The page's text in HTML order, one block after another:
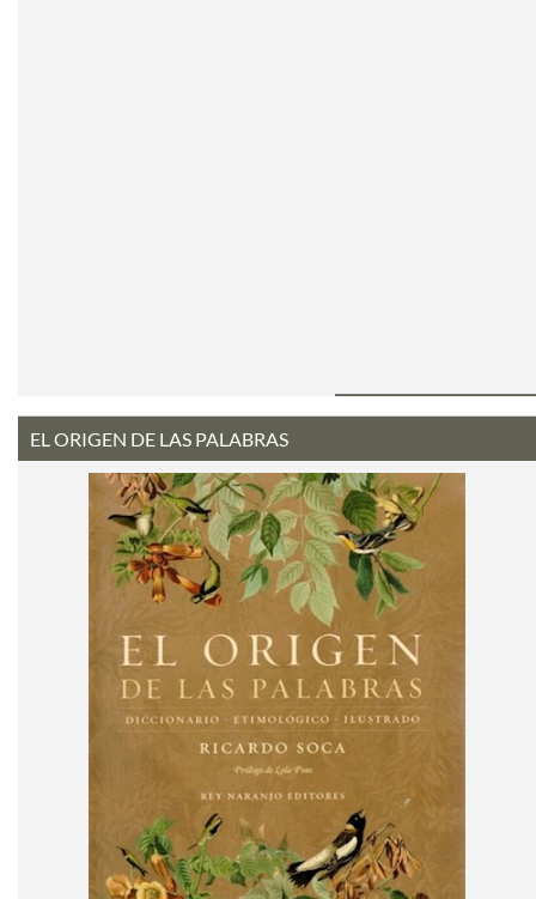
EL ORIGEN DE LAS PALABRAS